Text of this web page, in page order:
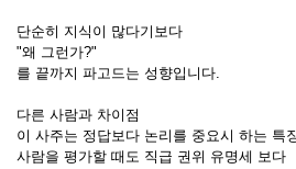
단순히 지식이 많다기보다
"왜 그런가?"
를 끝까지 파고드는 성향입니다.
다른 사람과 차이점
이 사주는 정답보다 논리를 중요시 하는 특
사람을 평가할 때도 직급 권위 유명세 보다